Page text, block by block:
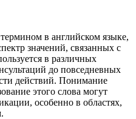
в английском языке,
значений, связанных с
в различных
до повседневных
действий. Понимание
этого слова могут
особенно в областях,